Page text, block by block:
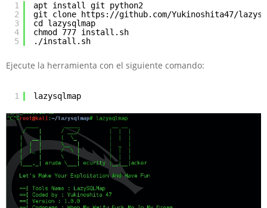
1
2
3
4
5
apt install git python2
git clone https://github.com/Yukinoshita47/
cd lazysqlmap
chmod 777 install.sh
./install.sh
Ejecute la herramienta con el siguiente comando:
1 lazysqlmap